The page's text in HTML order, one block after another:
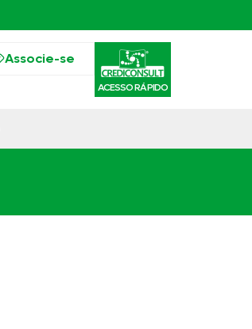
Associe-se
ACESSO RÁPIDO